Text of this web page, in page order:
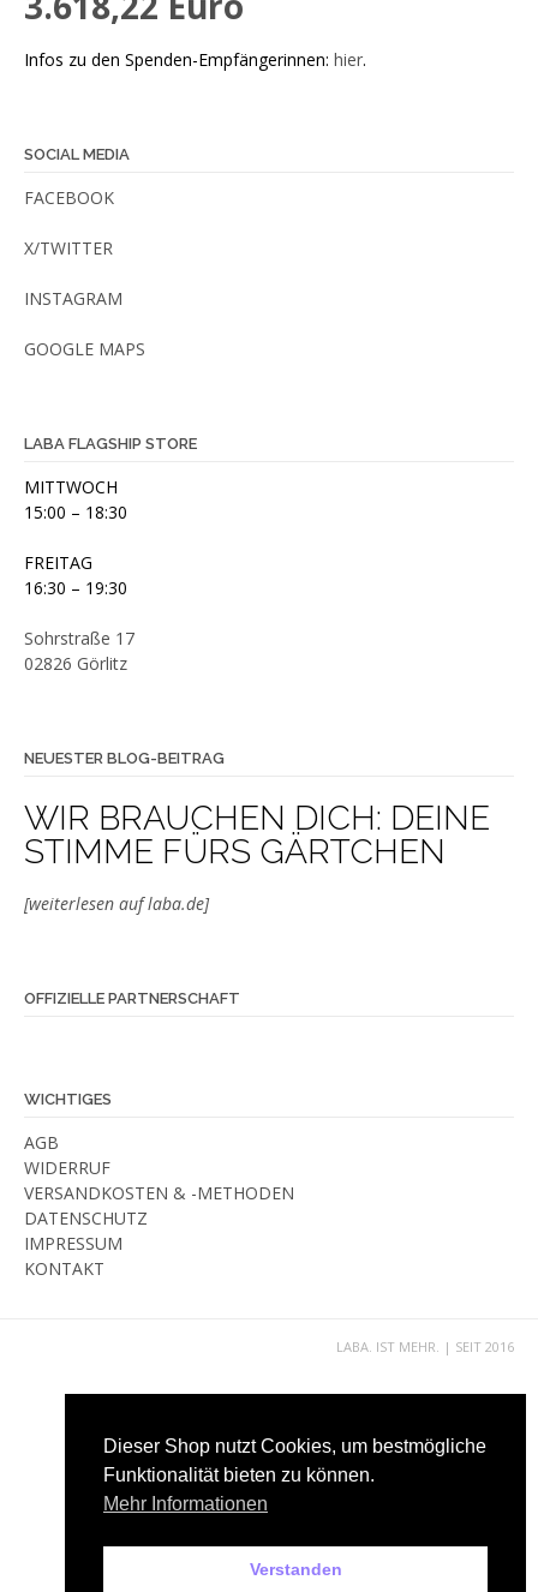
Infos zu den Spenden-Empfängerinnen: hier.
SOCIAL MEDIA
FACEBOOK
X/TWITTER
INSTAGRAM
GOOGLE MAPS
LABA FLAGSHIP STORE
MITTWOCH
15:00 – 18:30
FREITAG
16:30 – 19:30
Sohrstraße 17
02826 Görlitz
NEUESTER BLOG-BEITRAG
WIR BRAUCHEN DICH: DEINE
STIMME FÜRS GÄRTCHEN
[weiterlesen auf laba.de]
OFFIZIELLE PARTNERSCHAFT
WICHTIGES
AGB
WIDERRUF
VERSANDKOSTEN & -METHODEN
DATENSCHUTZ
IMPRESSUM
KONTAKT
LABA. IST MEHR. | SEIT 2016
Dieser Shop nutzt Cookies, um bestmögliche
Funktionalität bieten zu können.
Mehr Informationen
Verstanden